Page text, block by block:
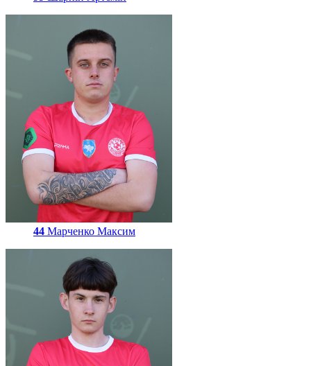
44 Марченко Максим